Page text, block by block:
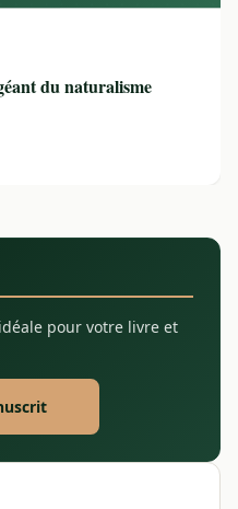
du naturalisme
pour votre livre et